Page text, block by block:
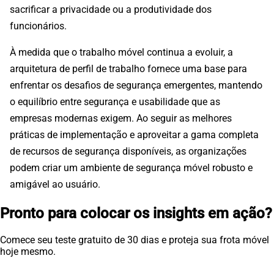
sacrificar a privacidade ou a produtividade dos
funcionários.
À medida que o trabalho móvel continua a evoluir, a
arquitetura de perfil de trabalho fornece uma base para
enfrentar os desafios de segurança emergentes, mantendo
o equilíbrio entre segurança e usabilidade que as
empresas modernas exigem. Ao seguir as melhores
práticas de implementação e aproveitar a gama completa
de recursos de segurança disponíveis, as organizações
podem criar um ambiente de segurança móvel robusto e
amigável ao usuário.
Pronto para colocar os insights em ação?
Comece seu teste gratuito de 30 dias e proteja sua frota móvel
hoje mesmo.